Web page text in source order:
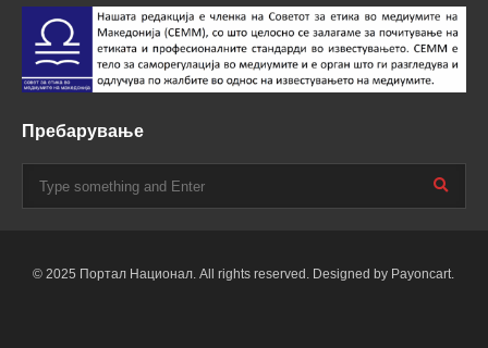
Пребарување
© 2025 Портал Национал. All rights reserved. Designed by Payoncart.